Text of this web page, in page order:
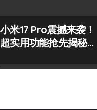
小米17 Pro震撼来袭！
超实用功能抢先揭秘，